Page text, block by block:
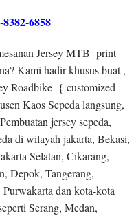
6858
Jersey MTB print
Kami hadir khusus buat ,
Roadbike { customized
Kaos Sepeda langsung,
jersey sepeda,
di wilayah jakarta, Bekasi,
Selatan, Cikarang,
Depok, Tangerang,
dan kota-kota
Serang, Medan,